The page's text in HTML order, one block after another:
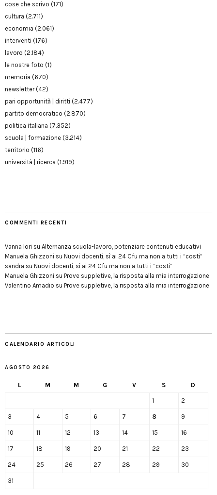
cose che scrivo (171)
cultura (2.711)
economia (2.061)
interventi (176)
lavoro (2.184)
le nostre foto (1)
memoria (670)
newsletter(42)
pari opportunità | diritti (2.477)
partito democratico (2.870)
politica italiana (7.352)
scuola | formazione (3.214)
territorio (116)
università | ricerca (1.919)
COMMENTI RECENTI
Vanna Iori su Alternanza scuola-lavoro, potenziare contenuti educativi
Manuela Ghizzoni su Nuovi docenti, sì ai 24 Cfu ma non a tutti i “costi”
sandra su Nuovi docenti, sì ai 24 Cfu ma non a tutti i “costi”
Manuela Ghizzoni su Prove suppletive, la risposta alla mia interrogazione
Valentino Amadio su Prove suppletive, la risposta alla mia interrogazione
CALENDARIO ARTICOLI
AGOSTO 2026
L M M G V S D
1 2
3 4 5 6 7 8 9
10 11 12 13 14 15 16
17 18 19 20 21 22 23
24 25 26 27 28 29 30
31